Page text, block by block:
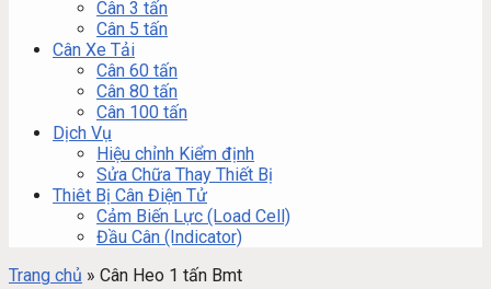
Cân 3 tấn
Cân 5 tấn
Cân Xe Tải
Cân 60 tấn
Cân 80 tấn
Cân 100 tấn
Dịch Vụ
Hiệu chỉnh Kiểm định
Sửa Chữa Thay Thiết Bị
Thiêt Bị Cân Điện Tử
Cảm Biến Lực (Load Cell)
Đầu Cân (Indicator)
Trang chủ » Cân Heo 1 tấn Bmt